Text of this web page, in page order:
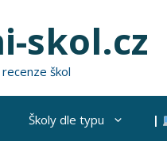
skol.cz
škol
Školy dle typu |